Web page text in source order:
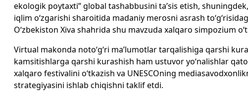
ekologik poytaxti” global tashabbusini ta’sis etish,
iqlim o‘zgarishi sharoitida madaniy merosni asrash
O‘zbekiston Xiva shahrida shu mavzuda xalqaro simpozium
Virtual makonda noto‘g‘ri ma’lumotlar tarqalishiga qarshi
kamsitishlarga qarshi kurashish ham ustuvor yo‘nalishlar
xalqaro festivalini o‘tkazish va UNESCOning
strategiyasini ishlab chiqishni taklif etdi.